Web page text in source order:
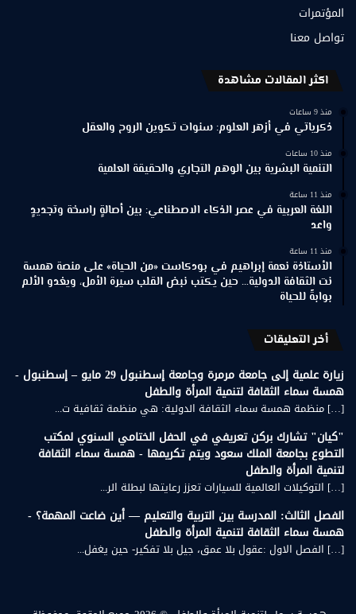
المؤتمرات
تواصل معنا
اكثر المقالات مشاهدة
منذ 9 ساعات
ذكرياتي في أزهر العلوم: سنوات تكوين الروح والعقل
منذ 10 ساعات
التنمية البشرية بين الوهم التجاري والحقيقة العلمية
منذ 11 ساعة
اللغة العربية في عصر الذكاء الاصطناعي: بين أصالةٍ راسخة وتجديدٍ
واعد
منذ 11 ساعة
الأستاذة نعمة إبراهيم في بودكاست «من الحياة» على منصة همسة
نت الثقافة الدولية… حين يكتب نبض القلب سيرة الأمل، ويغدو الألم
بوابةً للحياة
أخر التعليقات
زيارة علمية إلى جامعة مرمرة وجامعة إسطنبول 29 مايو – إسطنبول -
همسة سماء الثقافة لتنمية المرأة والطفل
[…] منظمة همسة سماء الثقافة الدولية: هي منظمة ثقافية ت...
"كيان" تشارك بركن تعريفي في الحفل الختامي السنوي لمكتب
التطوع بجامعة الملك سعود ويتم تكريمها - همسة سماء الثقافة
لتنمية المرأة والطفل
[…] التوكيلات العالمية للسيارات تعزز رعايتها لبطلة الر...
الفصل الثالث: المدرسة بين التربية والتعليم — أين ضاعت المهمة؟ -
همسة سماء الثقافة لتنمية المرأة والطفل
[…] الفصل الاول :عقول بلا عمق، جيل بلا تفكير- حين يغفل...